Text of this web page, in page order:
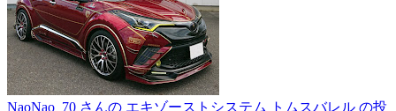
NaoNao_70 さんの エキゾーストシステム トムスバレル の投